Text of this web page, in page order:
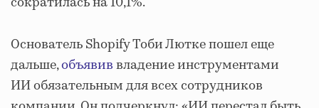
Основатель Shopify Тоби Лютке пошел еще
дальше,объявиввладение инструментами
ИИ обязательным для всех сотрудников